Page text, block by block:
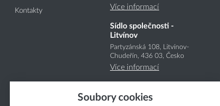
Kontakty Více informací
Sídlo společnosti -
Litvínov
Partyzánská 108, Litvínov-
Chudeřín, 436 03, Česko
Více informací
Soubory cookies